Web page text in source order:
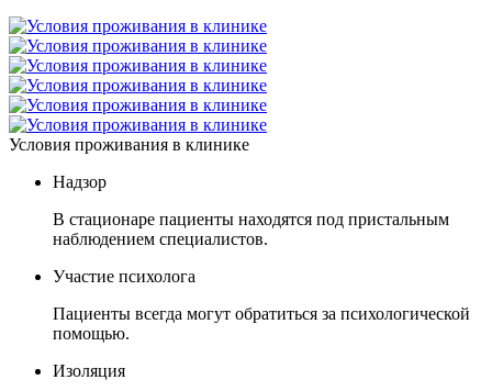
Условия проживания в клинике
Надзор
В стационаре пациенты находятся под пристальным
наблюдением специалистов.
Участие психолога
Пациенты всегда могут обратиться за психологической
помощью.
Изоляция